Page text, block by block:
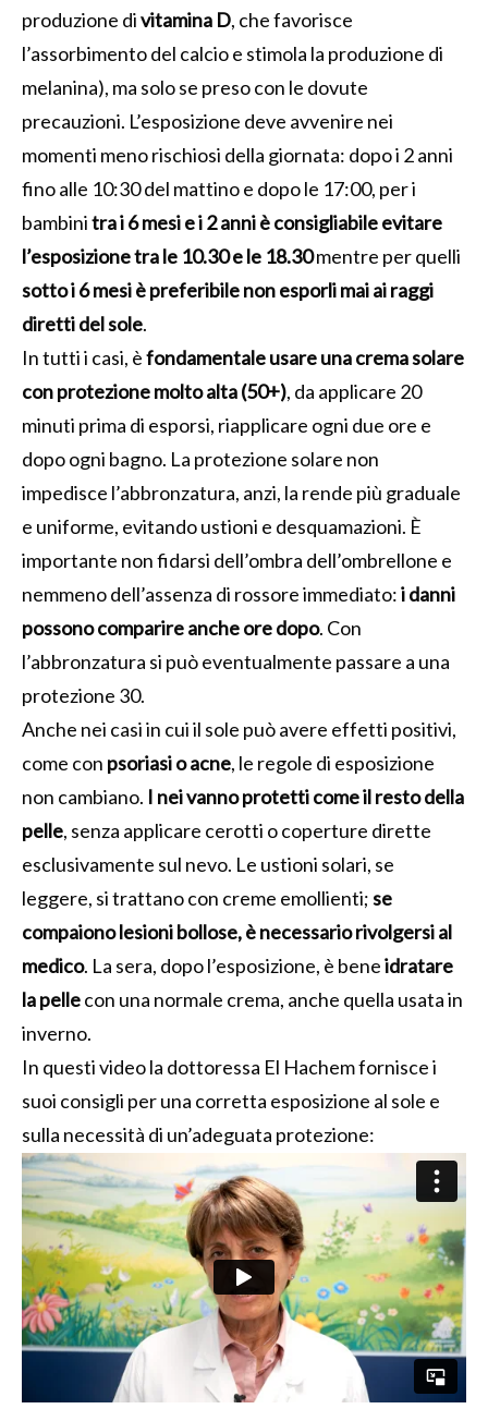
produzione divitamina D, che favorisce
l’assorbimento del calcio e stimola la produzione di
melanina), ma solo se preso con le dovute
precauzioni. L’esposizione deve avvenire nei
momenti meno rischiosi della giornata: dopo i 2 anni
fino alle 10:30 del mattino e dopo le 17:00, per i
bambinitra i 6 mesi e i 2 anni è consigliabile evitare
l’esposizione tra le 10.30 e le 18.30mentre per quelli
sotto i 6 mesi è preferibile non esporli mai ai raggi
diretti del sole.
In tutti i casi, èfondamentale usare una crema solare
con protezione molto alta (50+), da applicare 20
minuti prima di esporsi, riapplicare ogni due ore e
dopo ogni bagno. La protezione solare non
impedisce l’abbronzatura, anzi, la rende più graduale
e uniforme, evitando ustioni e desquamazioni. È
importante non fidarsi dell’ombra dell’ombrellone e
nemmeno dell’assenza di rossore immediato:i danni
possono comparire anche ore dopo. Con
l’abbronzatura si può eventualmente passare a una
protezione 30.
Anche nei casi in cui il sole può avere effetti positivi,
come con psoriasi o acne, le regole di esposizione
non cambiano. I nei vanno protetti come il resto della
pelle, senza applicare cerotti o coperture dirette
esclusivamente sul nevo. Le ustioni solari, se
leggere, si trattano con creme emollienti;se
compaiono lesioni bollose, è necessario rivolgersi al
medico. La sera, dopo l’esposizione, è beneidratare
la pellecon una normale crema, anche quella usata in
inverno.
In questi video la dottoressa El Hachem fornisce i
suoi consigli per una corretta esposizione al sole e
sulla necessità di un’adeguata protezione: